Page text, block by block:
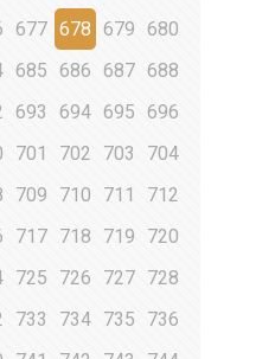
677 678 679
680
685 686 687 688
693 694 695
696
701 702 703
704
709 710 711
712
717 718 719
720
725 726 727 728
733 734 735
736